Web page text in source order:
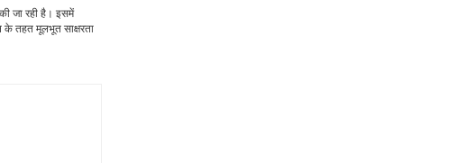
जा रही है। इसमें
के तहत मूलभूत साक्षरता